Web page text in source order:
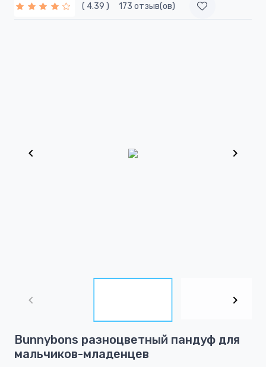
( 4.39 ) 173 отзыв(ов)
1
of
Bunnybons разноцветный пандуф для
мальчиков-младенцев